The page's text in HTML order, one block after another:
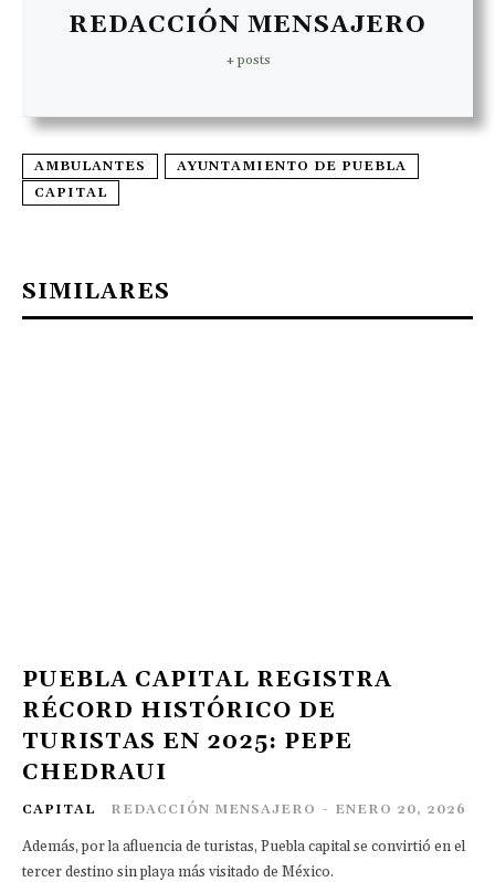
REDACCIÓN MENSAJERO
+ posts
AMBULANTES
AYUNTAMIENTO DE PUEBLA
CAPITAL
SIMILARES
PUEBLA CAPITAL REGISTRA
RÉCORD HISTÓRICO DE
TURISTAS EN 2025: PEPE
CHEDRAUI
CAPITAL REDACCIÓN MENSAJERO - ENERO 20, 2026
Además, por la afluencia de turistas, Puebla capital se convirtió en el
tercer destino sin playa más visitado de México.